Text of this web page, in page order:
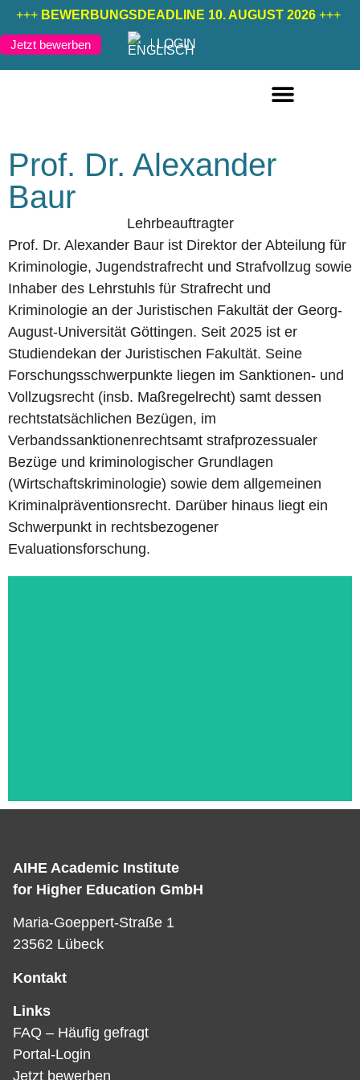
+++ BEWERBUNGSDEADLINE 10. AUGUST 2026 +++
Jetzt bewerben LOGIN
Prof. Dr. Alexander
Baur
Lehrbeauftragter
Prof. Dr. Alexander Baur ist Direktor der Abteilung für
Kriminologie, Jugendstrafrecht und Strafvollzug sowie
Inhaber des Lehrstuhls für Strafrecht und
Kriminologie an der Juristischen Fakultät der Georg-
August-Universität Göttingen. Seit 2025 ist er
Studiendekan der Juristischen Fakultät. Seine
Forschungsschwerpunkte liegen im Sanktionen- und
Vollzugsrecht (insb. Maßregelrecht) samt dessen
rechtstatsächlichen Bezügen, im
Verbandssanktionenrechtsamt strafprozessualer
Bezüge und kriminologischer Grundlagen
(Wirtschaftskriminologie) sowie dem allgemeinen
Kriminalpräventionsrecht. Darüber hinaus liegt ein
Schwerpunkt in rechtsbezogener
Evaluationsforschung.
Das ist die Überschrift
adipiscing elit dolor
AIHE Academic Institute
for Higher Education GmbH
Maria-Goeppert-Straße 1
23562 Lübeck
Kontakt
Links
FAQ – Häufig gefragt
Portal-Login
Jetzt bewerben